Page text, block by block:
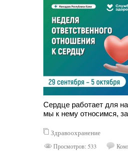
Сердце работает для
мы к нему относимся,
Здравоохранение
Просмотров: 533